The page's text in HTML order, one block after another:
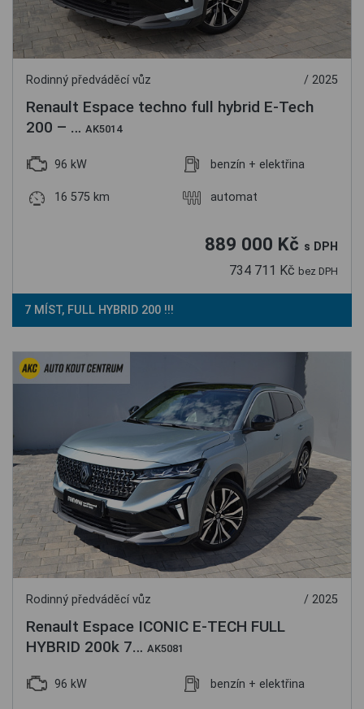
Rodinný předváděcí vůz / 2025
Renault Espace techno full hybrid E-Tech
200 – … AK5014
96 kW benzín + elektřina
16 575 km automat
889 000 Kč s DPH
734 711 Kč bez DPH
7 MÍST, FULL HYBRID 200 !!!
Rodinný předváděcí vůz / 2025
Renault Espace ICONIC E-TECH FULL
HYBRID 200k 7… AK5081
96 kW benzín + elektřina